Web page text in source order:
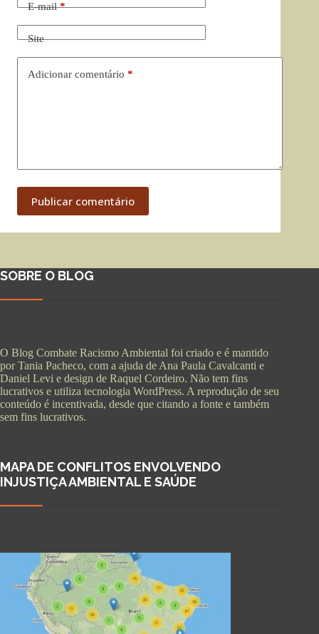
E-mail*
Site
Adicionar comentário *
Publicar comentário
SOBRE O BLOG
O Blog Combate Racismo Ambiental foi criado e é mantido
por Tania Pacheco, com a ajuda de Ana Paula Cavalcanti e
Daniel Levi e design de Raquel Cordeiro. Não tem fins
lucrativos e utiliza tecnologia WordPress. A reprodução de seu
conteúdo é incentivada, desde que citando a fonte e também
sem fins lucrativos.
MAPA DE CONFLITOS ENVOLVENDO
INJUSTIÇA AMBIENTAL E SAÚDE